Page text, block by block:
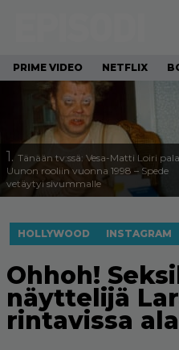
PRIME VIDEO NETFLIX
1. Tänään tv:ssä: Vesa-Matti Loiri
Uunon rooliin vuonna 1998 – Spede
vetäytyi sivummalle
HOLLYWOOD INSTAGRAM
Ohhoh!
näyttelijä
rintavissa